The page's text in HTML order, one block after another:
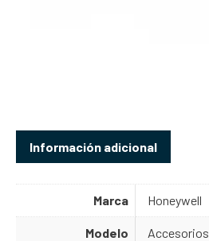
Información adicional
Marca Honeywell
Modelo Accesorios